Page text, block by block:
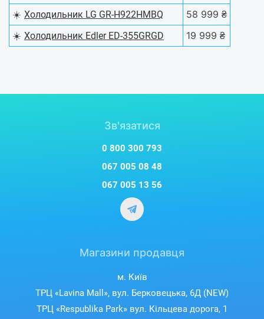
☀️ Холодильник LG GR-H922HMBQ
58 999 ₴
☀️ Холодильник Edler ED-355GRGD 19 999 ₴
Зв'язатися
0 800 300 793
067 005 08 48
067 005 13 56
Магазини продавця
м. Київ
ТРЦ «Lavina Mall», вул. Берковецька, 6Д (NEW)
ТРЦ «Respublika Park» вул. Кільцева дорога, 1